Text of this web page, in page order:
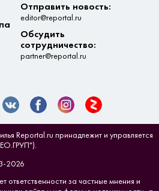
Отправить новость:
editor@reportal.ru
Обсудить
сотрудничество:
partner@reportal.ru
Reportal.ru принадлежит и управляется
2026
ответственности за частные мнения и